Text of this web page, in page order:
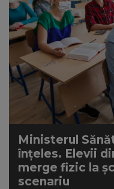
Ministerul
înțeles. Elevii
merge fizic la
scenariu